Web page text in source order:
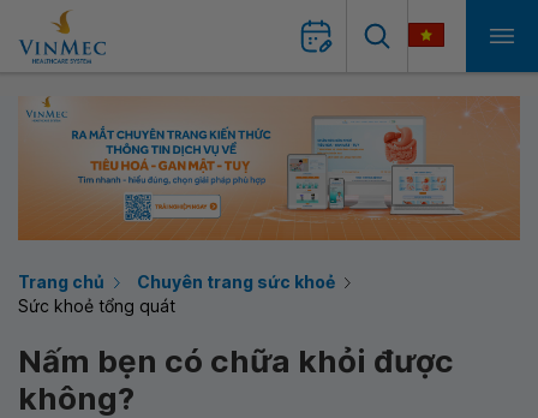
Trang chủ
Chuyên trang sức khoẻ
Sức khoẻ tổng quát
Nấm bẹn có chữa khỏi được
không?